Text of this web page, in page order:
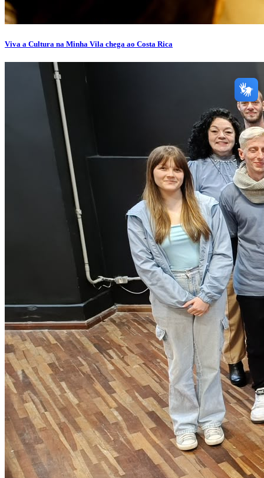
Viva a Cultura na Minha Vila chega ao Costa Rica